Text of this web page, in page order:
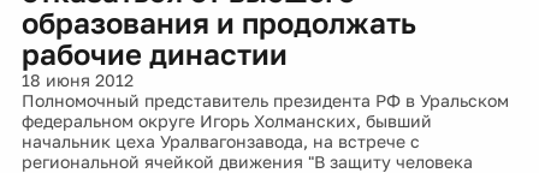
образования и продолжать
рабочие династии
18 июня 2012
Полномочный представитель президента РФ в Уральском
федеральном округе Игорь Холманских, бывший
начальник цеха Уралвагонзавода, на встрече с
региональной ячейкой движения "В защиту человека